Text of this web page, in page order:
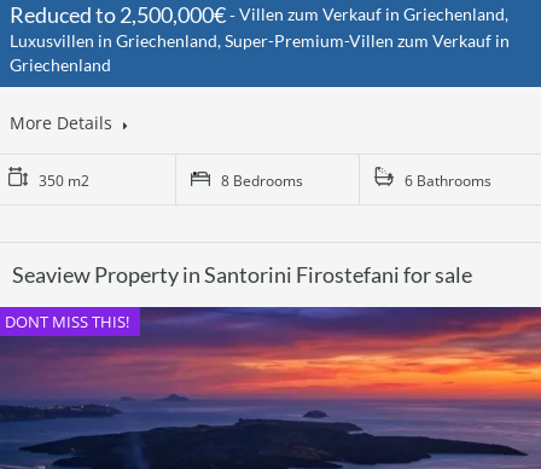
Reduced to 2,500,000€
Villen zum Verkauf in Griechenland,
Luxusvillen in Griechenland, Super-Premium-Villen zum Verkauf in
Griechenland
More Details
350 m2 8 Bedrooms 6 Bathrooms
Seaview Property in Santorini Firostefani for sale
DONT MISS THIS!